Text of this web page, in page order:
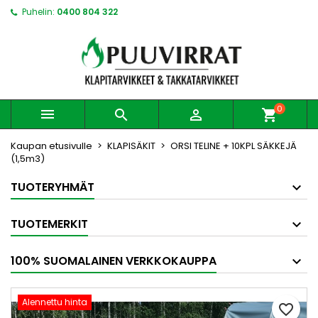
Puhelin: 0400 804 322
   shopping_cart0
Kaupan etusivulle KLAPISÄKIT
ORSI TELINE + 10KPL SÄKKEJÄ
(1,5m3)
TUOTERYHMÄT
TUOTEMERKIT
100% SUOMALAINEN VERKKOKAUPPA
favorite_border
Alennettu hinta